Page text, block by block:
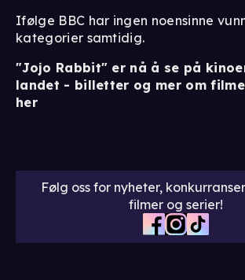
Ifølge BBC har ingen noensinne
kategorier samtidig.
"Jojo Rabbit" er nå å se på
landet - billetter og mer om
her
Følg oss for nyheter,
filmer og serier!